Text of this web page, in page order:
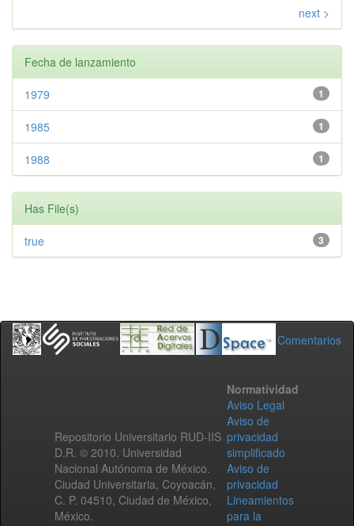
next >
Fecha de lanzamiento
1
1979
1
1985
1
1988
Has File(s)
3
true
Comentarios
Repositorio Universitario RUD-IIS
D.R. © 2010. Universidad
Nacional Autónoma de México.
Ciudad Universitaria, Coyoacán,
C. P. 04510, Ciudad de México,
México.
Normatividad
Aviso Legal
Aviso de
privacidad
simplificado
Aviso de
privacidad
Lineamientos
para la